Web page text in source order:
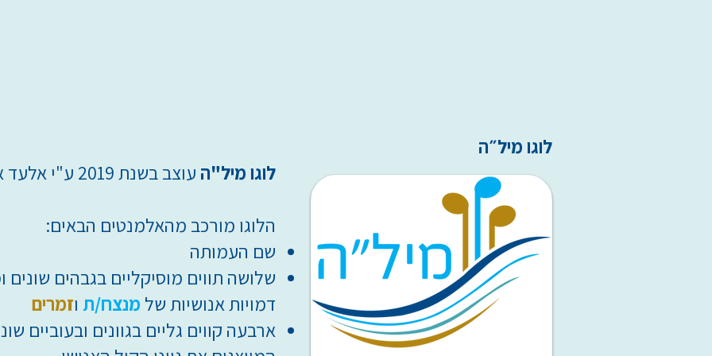
לוגו מיל״ה
לוגו מיל"ה עוצב בשנת 2019 ע"י אלעד אוחיון.
הלוגו מורכב מהאלמנטים הבאים:
שם העמותה
שלושה תווים מוסיקליים בגבהים שונים
דמויות אנושיות של מנצח/ת וזמרים
ארבעה קווים גליים בגוונים ובעוביים